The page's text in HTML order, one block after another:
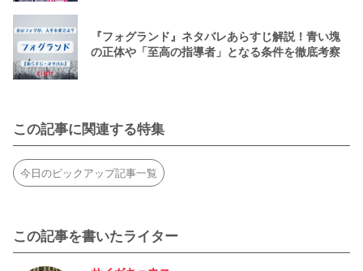
『フォグランド』ネタバレあらすじ解説！青い塊
の正体や「至高の指導者」となる条件を徹底考察
この記事に関連する特集
今日のピックアップ記事一覧
この記事を書いたライター